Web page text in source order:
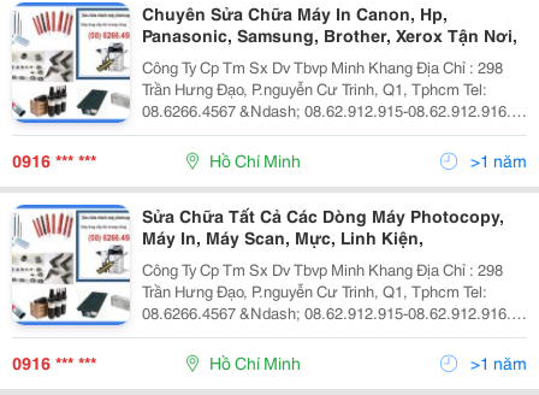
Chuyên Sửa Chữa Máy In Canon, Hp,
Panasonic, Samsung, Brother, Xerox Tận Nơi,
Công Ty Cp Tm Sx Dv Tbvp Minh Khang Địa Chỉ : 298
Trần Hưng Đạo, P.nguyễn Cư Trinh, Q1, Tphcm Tel:
08.6266.4567 &Ndash; 08.62.912.915-08.62.912.916.
Fax: 08.39.209.309 Website: Www.minhkhangjsc.com
0916 *** *** Hồ Chí Minh >1 năm
Sửa Chữa Tất Cả Các Dòng Máy Photocopy,
Máy In, Máy Scan, Mực, Linh Kiện,
Công Ty Cp Tm Sx Dv Tbvp Minh Khang Địa Chỉ : 298
Trần Hưng Đạo, P.nguyễn Cư Trinh, Q1, Tphcm Tel:
08.6266.4567 &Ndash; 08.62.912.915-08.62.912.916.
Fax: 08.39.209.309 Website: Www.minhkhangjsc.com
0916 *** *** Hồ Chí Minh >1 năm